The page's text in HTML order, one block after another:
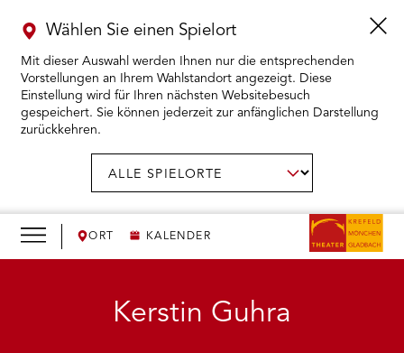
ORT KALENDER
Wählen Sie einen Spielort
Mit dieser Auswahl werden Ihnen nur die entsprechenden
Vorstellungen an Ihrem Wahlstandort angezeigt. Diese
Einstellung wird für Ihren nächsten Websitebesuch
gespeichert. Sie können jederzeit zur anfänglichen Darstellung
zurückkehren.
KARTENKAUF ÖFFNEN
WIR ÖFFNEN
Kerstin Guhra